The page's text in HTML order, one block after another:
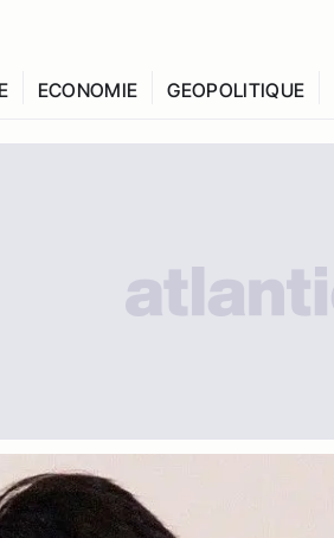
ECONOMIE GEOPOLITIQUE